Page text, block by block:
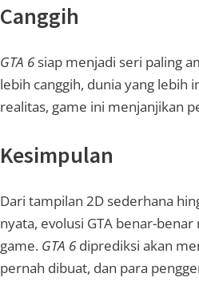
Canggih
GTA 6siap menjadi seri paling
lebih canggih, dunia yang
realitas, game ini menjanjikan
Kesimpulan
Dari tampilan 2D sederhana
nyata, evolusi GTA benar-
game. GTA 6diprediksi akan
pernah dibuat, dan para